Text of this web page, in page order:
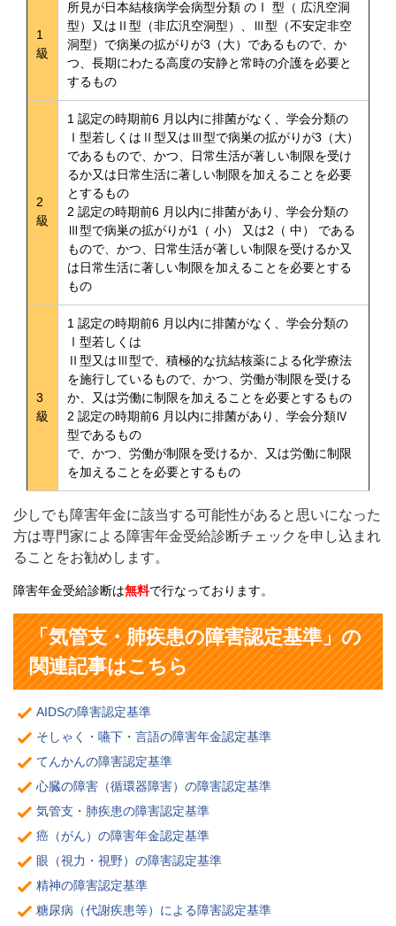
1
級
所見が日本結核病学会病型分類 のⅠ 型（ 広汎空洞
型）又はⅡ型（非広汎空洞型）、Ⅲ型（不安定非空
洞型）で病巣の拡がりが3（大）であるもので、か
つ、長期にわたる高度の安静と常時の介護を必要と
するもの
2
級
1 認定の時期前6 月以内に排菌がなく、学会分類の
Ⅰ型若しくはⅡ型又はⅢ型で病巣の拡がりが3（大）
であるもので、かつ、日常生活が著しい制限を受け
るか又は日常生活に著しい制限を加えることを必要
とするもの
2 認定の時期前6 月以内に排菌があり、学会分類の
Ⅲ型で病巣の拡がりが1（ 小） 又は2（ 中） である
もので、かつ、日常生活が著しい制限を受けるか又
は日常生活に著しい制限を加えることを必要とする
もの
3
級
1 認定の時期前6 月以内に排菌がなく、学会分類の
Ⅰ型若しくは
Ⅱ型又はⅢ型で、積極的な抗結核薬による化学療法
を施行しているもので、かつ、労働が制限を受ける
か、又は労働に制限を加えることを必要とするもの
2 認定の時期前6 月以内に排菌があり、学会分類Ⅳ
型であるもの
で、かつ、労働が制限を受けるか、又は労働に制限
を加えることを必要とするもの
少しでも障害年金に該当する可能性があると思いになった
方は専門家による障害年金受給診断チェックを申し込まれ
ることをお勧めします。
障害年金受給診断は無料で行なっております。
「気管支・肺疾患の障害認定基準」の
関連記事はこちら
AIDSの障害認定基準
そしゃく・嚥下・言語の障害年金認定基準
てんかんの障害認定基準
心臓の障害（循環器障害）の障害認定基準
気管支・肺疾患の障害認定基準
癌（がん）の障害年金認定基準
眼（視力・視野）の障害認定基準
精神の障害認定基準
糖尿病（代謝疾患等）による障害認定基準